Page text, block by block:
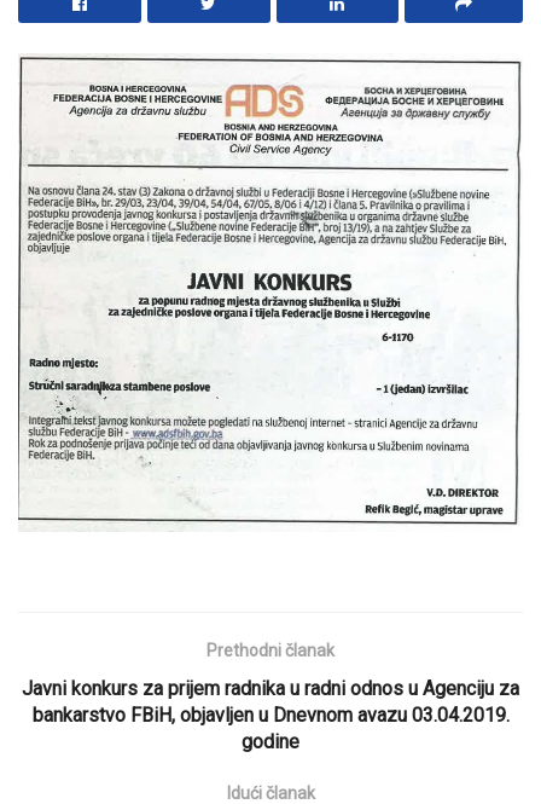
Prethodni članak
Javni konkurs za prijem radnika u radni odnos u Agenciju za
bankarstvo FBiH, objavljen u Dnevnom avazu 03.04.2019.
godine
Idući članak